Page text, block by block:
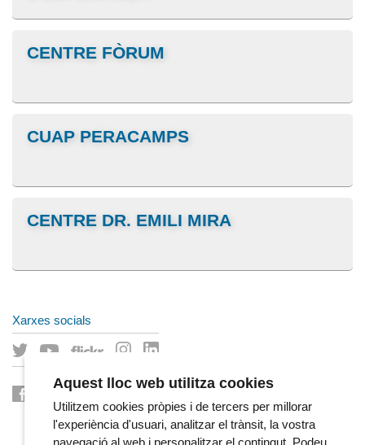
CENTRE FÒRUM
CUAP PERACAMPS
CENTRE DR. EMILI MIRA
Xarxes socials
Aquest lloc web utilitza cookies
Utilitzem cookies pròpies i de tercers per millorar
l'experiència d'usuari, analitzar el trànsit, la vostra
navegació al web i personalitzar el contingut. Podeu